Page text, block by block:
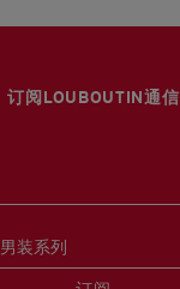
订阅LOUBOUTIN通信
男装系列